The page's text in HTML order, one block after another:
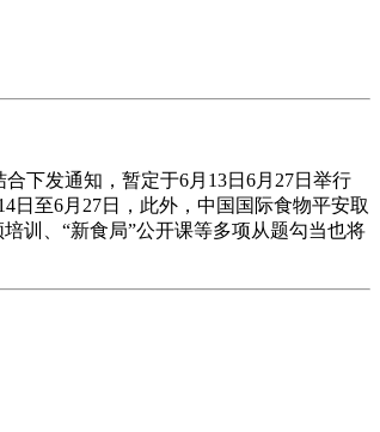
下发通知，暂定于6月13日6月27日举行
日至6月27日，此外，中国国际食物平安取
训、“新食局”公开课等多项从题勾当也将